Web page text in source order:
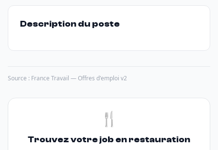
Description du poste
Source : France Travail — Offres d'emploi v2
🍴
Trouvez votre job en restauration